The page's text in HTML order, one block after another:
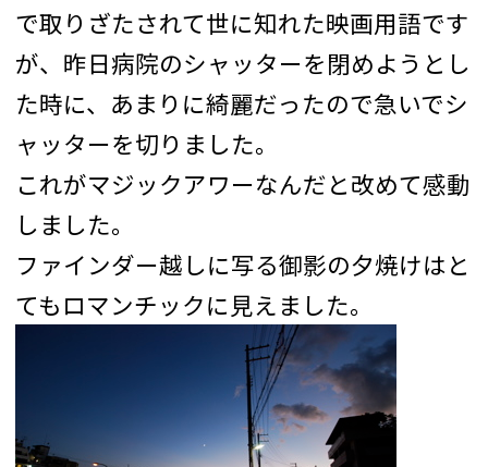
で取りざたされて世に知れた映画用語です
が、昨日病院のシャッターを閉めようとし
た時に、あまりに綺麗だったので急いでシ
ャッターを切りました。
これがマジックアワーなんだと改めて感動
しました。
ファインダー越しに写る御影の夕焼けはと
てもロマンチックに見えました。